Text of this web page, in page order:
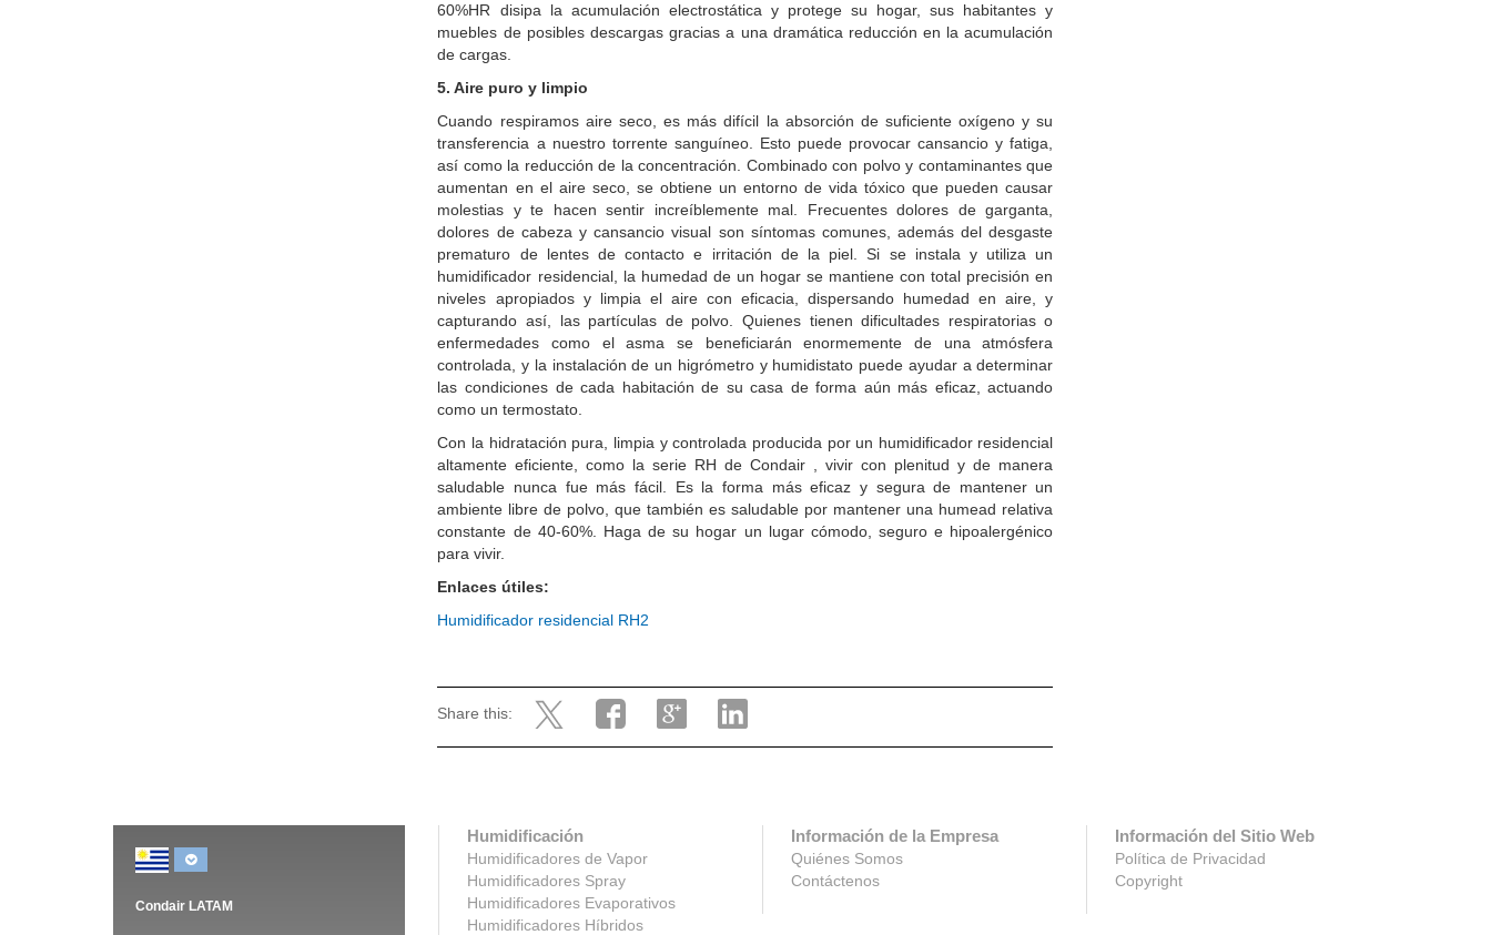
60%HR disipa la acumulación electrostática y protege su hogar, sus habitantes y
muebles de posibles descargas gracias a una dramática reducción en la acumulación
de cargas.
5. Aire puro y limpio
Cuando respiramos aire seco, es más difícil la absorción de suficiente oxígeno y su
transferencia a nuestro torrente sanguíneo. Esto puede provocar cansancio y fatiga,
así como la reducción de la concentración. Combinado con polvo y contaminantes que
aumentan en el aire seco, se obtiene un entorno de vida tóxico que pueden causar
molestias y te hacen sentir increíblemente mal. Frecuentes dolores de garganta,
dolores de cabeza y cansancio visual son síntomas comunes, además del desgaste
prematuro de lentes de contacto e irritación de la piel. Si se instala y utiliza un
humidificador residencial, la humedad de un hogar se mantiene con total precisión en
niveles apropiados y limpia el aire con eficacia, dispersando humedad en aire, y
capturando así, las partículas de polvo. Quienes tienen dificultades respiratorias o
enfermedades como el asma se beneficiarán enormemente de una atmósfera
controlada, y la instalación de un higrómetro y humidistato puede ayudar a determinar
las condiciones de cada habitación de su casa de forma aún más eficaz, actuando
como un termostato.
Con la hidratación pura, limpia y controlada producida por un humidificador residencial
altamente eficiente, como la serie RH de Condair , vivir con plenitud y de manera
saludable nunca fue más fácil. Es la forma más eficaz y segura de mantener un
ambiente libre de polvo, que también es saludable por mantener una humead relativa
constante de 40-60%. Haga de su hogar un lugar cómodo, seguro e hipoalergénico
para vivir.
Enlaces útiles:
Humidificador residencial RH2
Share this:
Condair LATAM
Humidificación
Humidificadores de Vapor
Humidificadores Spray
Humidificadores Evaporativos
Humidificadores Híbridos
Información de la Empresa
Quiénes Somos
Contáctenos
Información del Sitio Web
Política de Privacidad
Copyright